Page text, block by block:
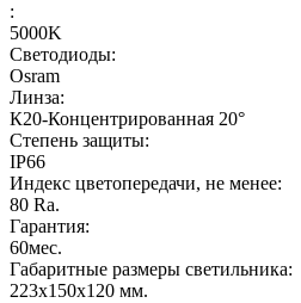
:
5000K
Светодиоды:
Osram
Линза:
К20-Концентрированная 20°
Степень защиты:
IP66
Индекс цветопередачи, не менее:
80 Ra.
Гарантия:
60мес.
Габаритные размеры светильника:
223х150х120 мм.